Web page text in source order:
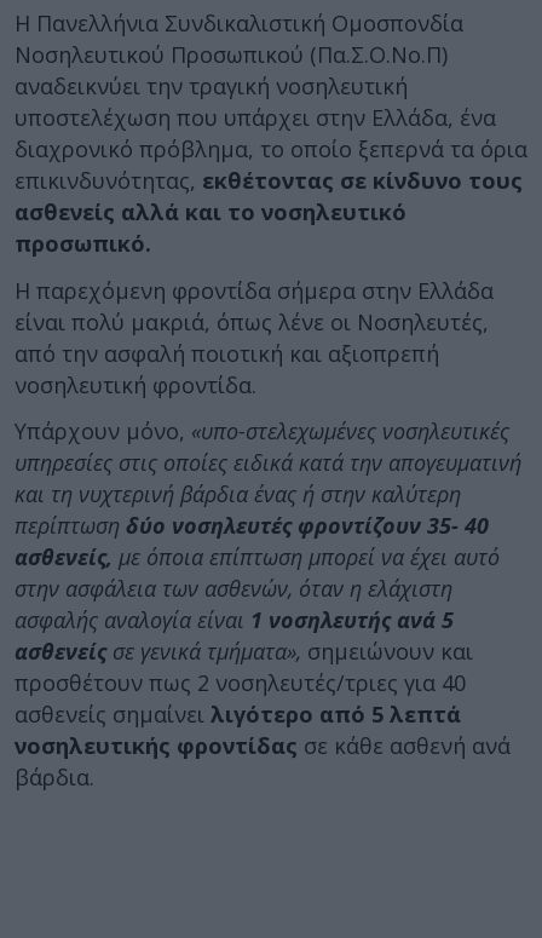
Η Πανελλήνια Συνδικαλιστική Ομοσπονδία
Νοσηλευτικού Προσωπικού (Πα.Σ.Ο.Νο.Π)
αναδεικνύει την τραγική νοσηλευτική
υποστελέχωση που υπάρχει στην Ελλάδα, ένα
διαχρονικό πρόβλημα, το οποίο ξεπερνά τα όρια
επικινδυνότητας, εκθέτοντας σε κίνδυνο τους
ασθενείς αλλά και το νοσηλευτικό
προσωπικό.
Η παρεχόμενη φροντίδα σήμερα στην Ελλάδα
είναι πολύ μακριά, όπως λένε οι Νοσηλευτές,
από την ασφαλή ποιοτική και αξιοπρεπή
νοσηλευτική φροντίδα.
Υπάρχουν μόνο, «υπο-στελεχωμένες νοσηλευτικές
υπηρεσίες στις οποίες ειδικά κατά την απογευματινή
και τη νυχτερινή βάρδια ένας ή στην καλύτερη
περίπτωση δύο νοσηλευτές φροντίζουν 35- 40
ασθενείς, με όποια επίπτωση μπορεί να έχει αυτό
στην ασφάλεια των ασθενών, όταν η ελάχιστη
ασφαλής αναλογία είναι 1 νοσηλευτής ανά 5
ασθενείςσε γενικά τμήματα», σημειώνουν και
προσθέτουν πως 2 νοσηλευτές/τριες για 40
ασθενείς σημαίνει λιγότερο από 5 λεπτά
νοσηλευτικής φροντίδας σε κάθε ασθενή ανά
βάρδια.